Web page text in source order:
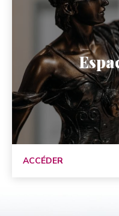
ACCÉDER